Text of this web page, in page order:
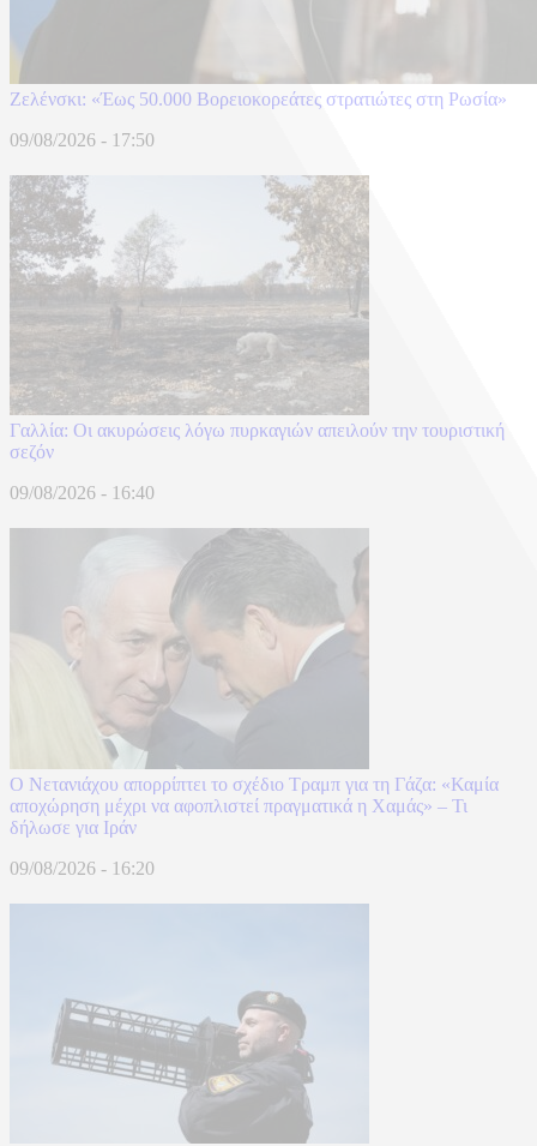
Ζελένσκι: «Έως 50.000 Βορειοκορεάτες στρατιώτες στη Ρωσία»
09/08/2026 - 17:50
Γαλλία: Οι ακυρώσεις λόγω πυρκαγιών απειλούν την τουριστική
σεζόν
09/08/2026 - 16:40
Ο Νετανιάχου απορρίπτει το σχέδιο Τραμπ για τη Γάζα: «Καμία
αποχώρηση μέχρι να αφοπλιστεί πραγματικά η Χαμάς» – Τι
δήλωσε για Ιράν
09/08/2026 - 16:20